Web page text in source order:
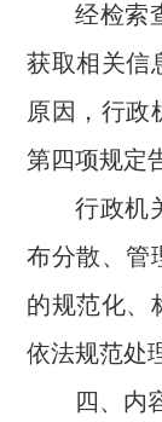
经检索
获取相关信
原因，行政
第四项规定
行政机
布分散、管
的规范化、
依法规范处
四、内